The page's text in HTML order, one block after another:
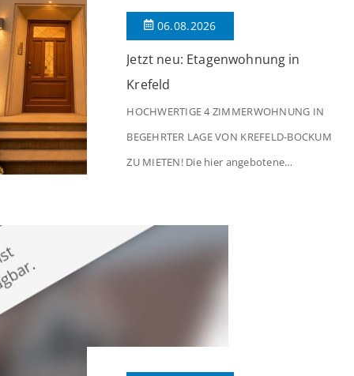
06.08.2026
Jetzt neu: Etagenwohnung in
Krefeld
HOCHWERTIGE 4 ZIMMERWOHNUNG IN
BEGEHRTER LAGE VON KREFELD-BOCKUM
ZU MIETEN! Die hier angebotene
in begehrter Wohnlage von Krefeld-Bockum.